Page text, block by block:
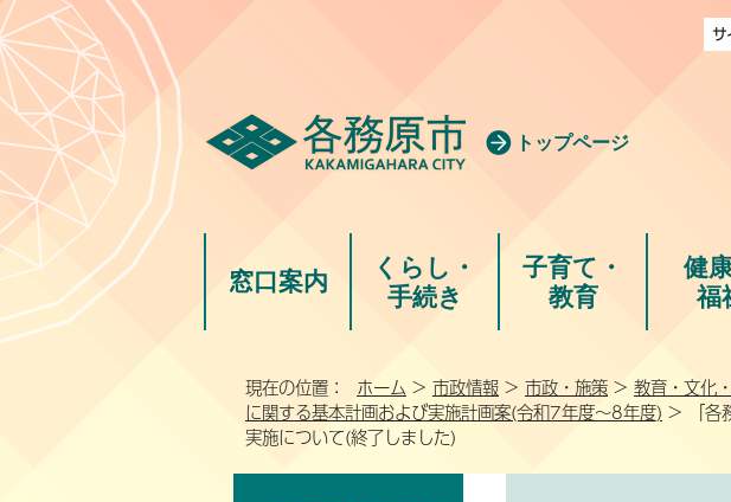
トップページ
サ
窓口案内
くらし・
手続き
子育て・
教育
健
福
現在の位置： ホーム > 市政情報 > 市政・施策 > 教育・文化
に関する基本計画および実施計画案(令和7年度～8年度) > 「各
実施について(終了しました)